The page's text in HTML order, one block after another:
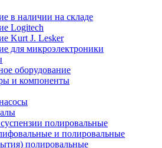
в наличии на складе
Logitech
Kurt J. Lesker
для микроэлектроники
оборудование
и компоненты
полировальные
и полировальные
полировальные